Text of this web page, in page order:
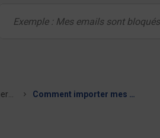
Comment importer mes données (e-mails, contacts, agenda) vers ma messagerie laposte.net ?